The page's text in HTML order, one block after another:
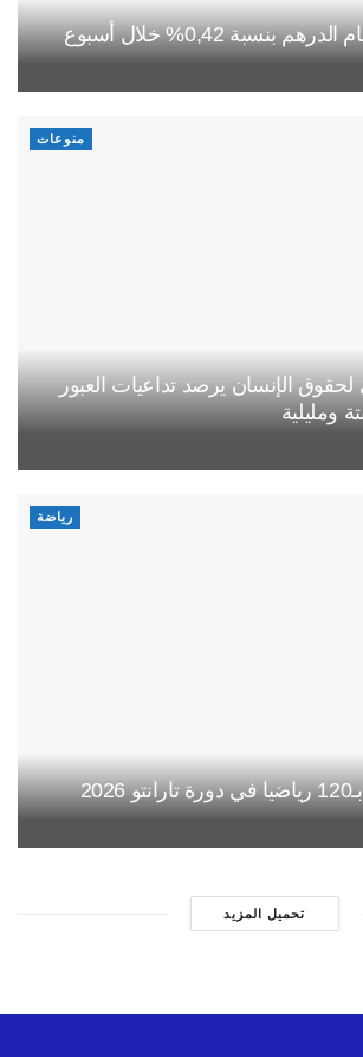
بنسبة 0,42% خلال أسبوع
منوعات
الإنسان يرصد تداعيات العبور
ومليلية
رياضة
تحميل المزيد